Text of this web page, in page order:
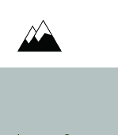
content